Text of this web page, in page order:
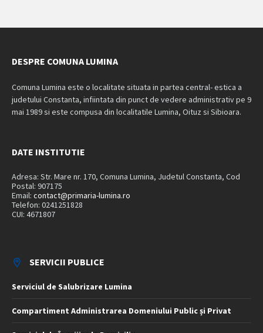
DESPRE COMUNA LUMINA
Comuna Lumina este o localitate situata in partea central- estica a
judetului Constanta, infiintata din punct de vedere administrativ pe 9
mai 1989 si este compusa din localitatile Lumina, Oituz si Sibioara.
DATE INSTITUTIE
Adresa: Str. Mare nr. 170, Comuna Lumina, Judetul Constanta, Cod
Postal: 907175
Email: contact@primaria-lumina.ro
Telefon: 0241251828
CUI: 4671807
SERVICII PUBLICE
Serviciul de Salubrizare Lumina
Compartiment Administrarea Domeniului Public și Privat